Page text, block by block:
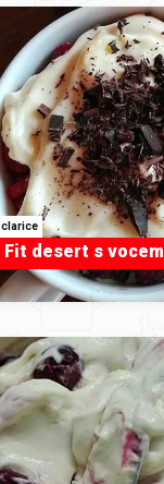
clarice
Fit desert s vocem